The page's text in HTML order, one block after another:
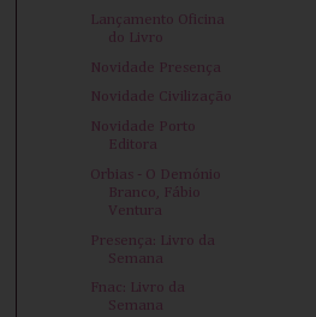
Lançamento Oficina
do Livro
Novidade Presença
Novidade Civilização
Novidade Porto
Editora
Orbias - O Demónio
Branco, Fábio
Ventura
Presença: Livro da
Semana
Fnac: Livro da
Semana